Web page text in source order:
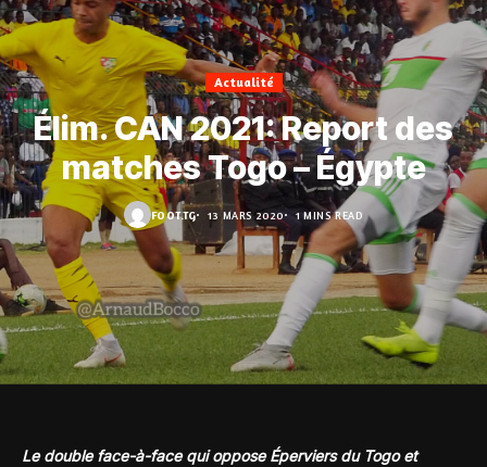
Actualité
Élim. CAN 2021: Report des
matches Togo – Égypte
FOOT.TG 13 MARS 2020 1 MINS READ
Le double face-à-face qui oppose Éperviers du Togo et